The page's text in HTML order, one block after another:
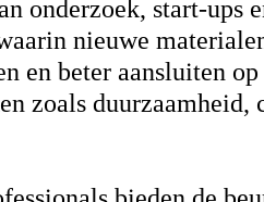
onderzoek, start-ups
nieuwe
en beter aansluiten
zoals